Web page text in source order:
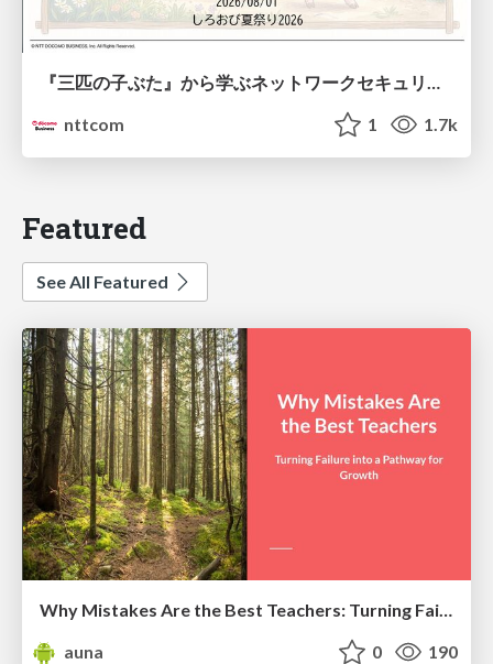
『三匹の子ぶた』から学ぶネットワークセキュリティの昔と今 / Network Security: Then and Now Through the Lens of The Three Little Pigs
nttcom
1 1.7k
Featured
See All Featured
Why Mistakes Are the Best Teachers: Turning Failure into a Pathway for Growth
auna
0 190